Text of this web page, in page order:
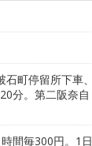
町停留所下車、
分。第二阪奈自
間毎300円。1日